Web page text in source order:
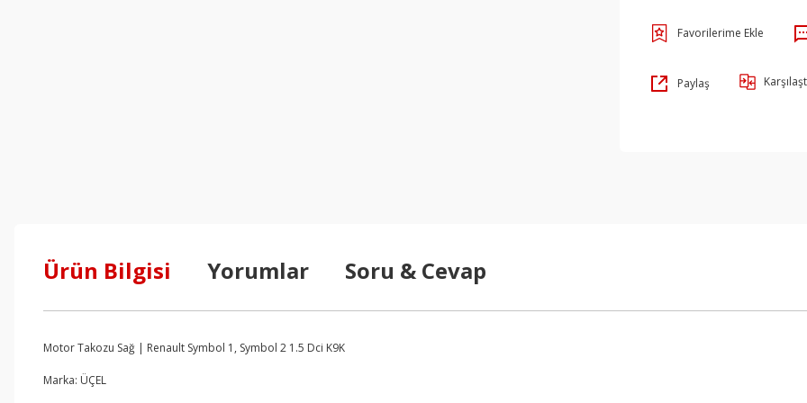
Paylaş
Ürün Bilgisi Yorumlar Soru & Cevap
Motor Takozu Sağ | Renault Symbol 1, Symbol 2 1.5 Dci K9K
Marka: ÜÇEL